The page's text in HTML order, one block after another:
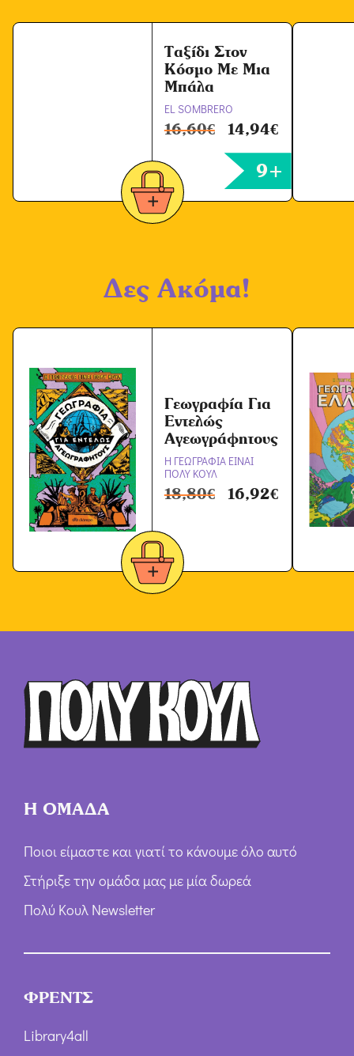
ω
Ταξίδι Στον
Κόσμο Με Μια
Μπάλα
EL SOMBRERO
16,60€ 14,94€
9+
Δες Ακόμα!
Γεωγραφία Για
Εντελώς
Αγεωγράφητους
Η ΓΕΩΓΡΑΦΙΑ ΕΙΝΑΙ
ΠΟΛΥ ΚΟΥΛ
18,80€ 16,92€
Η ΟΜΑΔΑ
Ποιοι είμαστε και γιατί το κάνουμε όλο αυτό
Στήριξε την ομάδα μας με μία δωρεά
Πολύ Κουλ Newsletter
ΦΡΕΝΤΣ
Library4all